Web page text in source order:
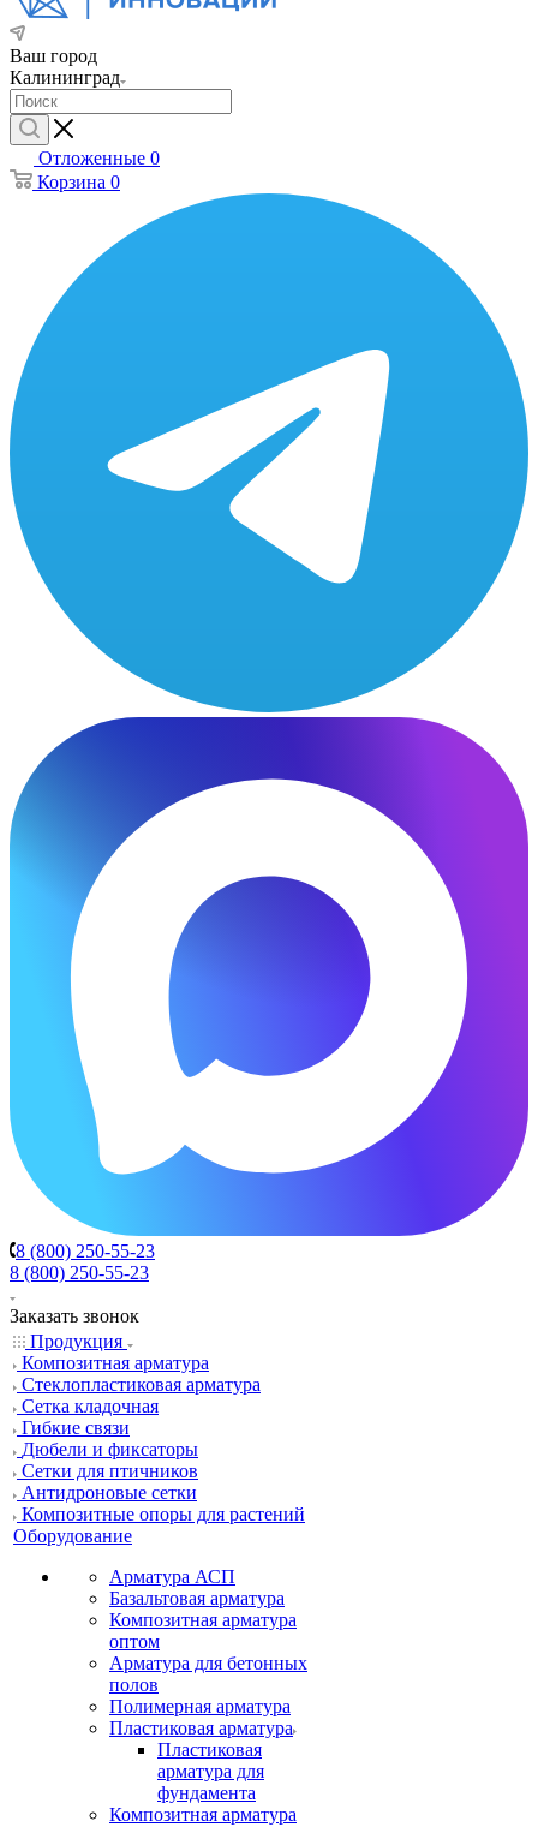
Ваш город
Калининград
Отложенные 0
Корзина 0
8 (800) 250-55-23
8 (800) 250-55-23
Заказать звонок
Продукция
Композитная арматура
Cтеклопластиковая арматура
Сетка кладочная
Гибкие связи
Дюбели и фиксаторы
Сетки для птичников
Антидроновые сетки
Композитные опоры для растений
Оборудование
Арматура АСП
Базальтовая арматура
Композитная арматура
оптом
Арматура для бетонных
полов
Полимерная арматура
Пластиковая арматура
Пластиковая
арматура для
фундамента
Композитная арматура